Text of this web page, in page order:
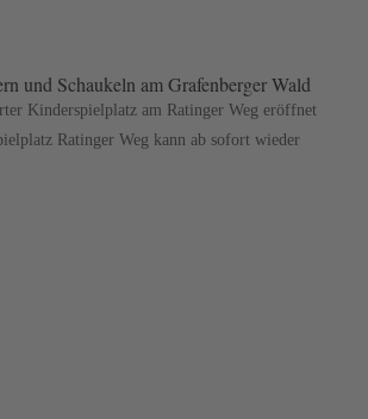
und Schaukeln am Grafenberger Wald
Kinderspielplatz am Ratinger Weg eröffnet
Ratinger Weg kann ab sofort wieder